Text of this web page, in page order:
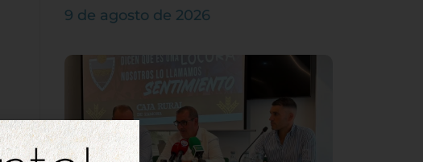
9 de agosto de 2026